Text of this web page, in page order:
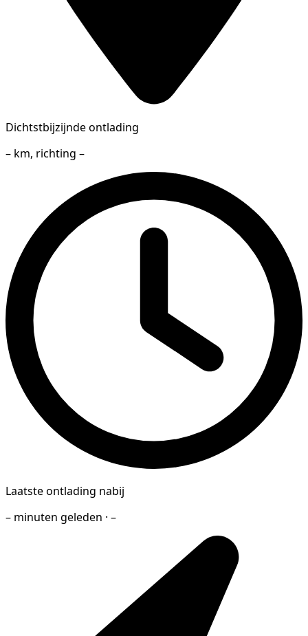
Dichtstbijzijnde ontlading
– km, richting –
Laatste ontlading nabij
– minuten geleden · –